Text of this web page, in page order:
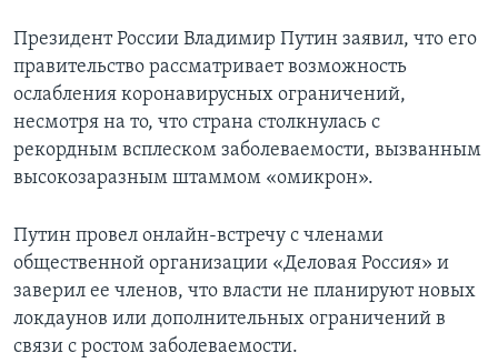
Президент России Владимир Путин заявил, что его
правительство рассматривает возможность
ослабления коронавирусных ограничений,
несмотря на то, что страна столкнулась с
рекордным всплеском заболеваемости, вызванным
высокозаразным штаммом «омикрон».
Путин провел онлайн-встречу с членами
общественной организации «Деловая Россия» и
заверил ее членов, что власти не планируют новых
локдаунов или дополнительных ограничений в
связи с ростом заболеваемости.